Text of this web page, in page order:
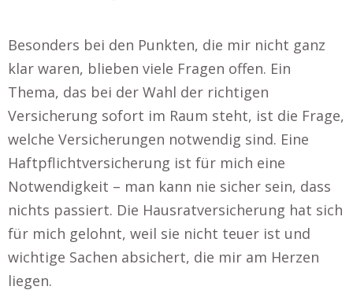
Besonders bei den Punkten, die mir nicht ganz
klar waren, blieben viele Fragen offen. Ein
Thema, das bei der Wahl der richtigen
Versicherung sofort im Raum steht, ist die Frage,
welche Versicherungen notwendig sind. Eine
Haftpflichtversicherung ist für mich eine
Notwendigkeit – man kann nie sicher sein, dass
nichts passiert. Die Hausratversicherung hat sich
für mich gelohnt, weil sie nicht teuer ist und
wichtige Sachen absichert, die mir am Herzen
liegen.